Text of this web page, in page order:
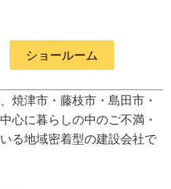
ショールーム
焼津市・藤枝市・島田市・
心に暮らしの中のご不満・
る地域密着型の建設会社で